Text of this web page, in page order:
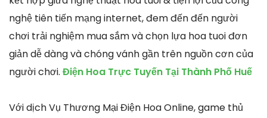
nghệ tiên tiến mạng internet, đem đến đến người
chơi trải nghiệm mua sắm và chọn lựa hoa tuoi đơn
giản dễ dàng và chóng vánh gần trên nguồn cơn của
người chơi. Điện Hoa Trực Tuyến Tại Thành Phố Huế
Với dịch Vụ Thương Mại Điện Hoa Online, game thủ